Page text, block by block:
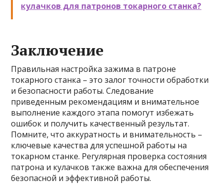
кулачков для патронов токарного станка?
Заключение
Правильная настройка зажима в патроне
токарного станка – это залог точности обработки
и безопасности работы. Следование
приведенным рекомендациям и внимательное
выполнение каждого этапа помогут избежать
ошибок и получить качественный результат.
Помните, что аккуратность и внимательность –
ключевые качества для успешной работы на
токарном станке. Регулярная проверка состояния
патрона и кулачков также важна для обеспечения
безопасной и эффективной работы.